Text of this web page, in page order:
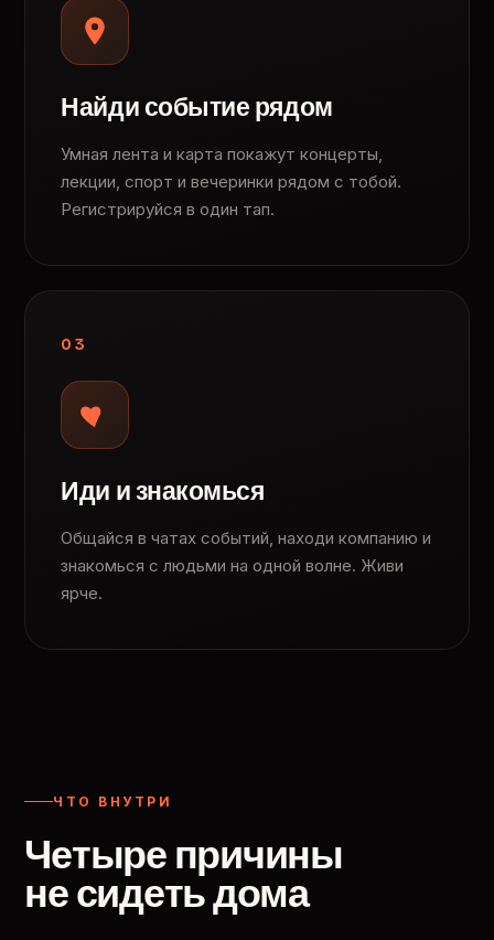
Найди событие рядом
Умная лента и карта покажут концерты,
лекции, спорт и вечеринки рядом с тобой.
Регистрируйся в один тап.
03
Иди и знакомься
Общайся в чатах событий, находи компанию и
знакомься с людьми на одной волне. Живи
ярче.
ЧТО ВНУТРИ
Четыре причины
не сидеть дома